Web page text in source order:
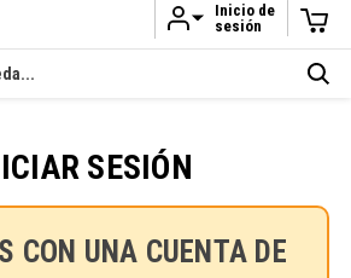
Ir al contenido principal
Inicio de
sesión
SESIÓN
CON UNA CUENTA DE